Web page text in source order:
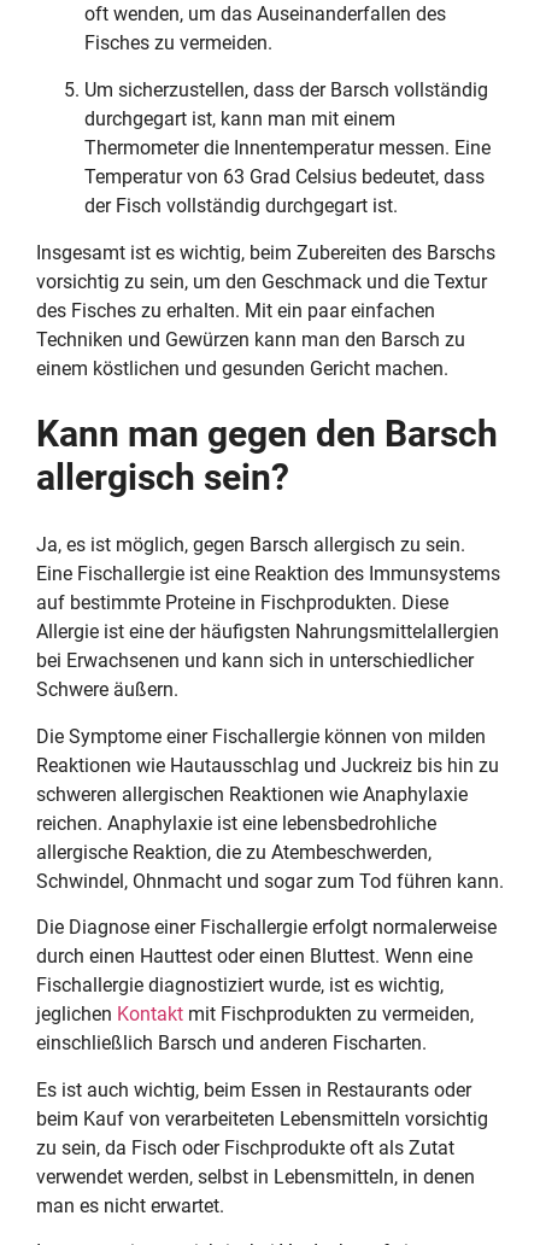
oft wenden, um das Auseinanderfallen des
Fisches zu vermeiden.
Um sicherzustellen, dass der Barsch vollständig
durchgegart ist, kann man mit einem
Thermometer die Innentemperatur messen. Eine
Temperatur von 63 Grad Celsius bedeutet, dass
der Fisch vollständig durchgegart ist.
Insgesamt ist es wichtig, beim Zubereiten des Barschs
vorsichtig zu sein, um den Geschmack und die Textur
des Fisches zu erhalten. Mit ein paar einfachen
Techniken und Gewürzen kann man den Barsch zu
einem köstlichen und gesunden Gericht machen.
Kann man gegen den Barsch
allergisch sein?
Ja, es ist möglich, gegen Barsch allergisch zu sein.
Eine Fischallergie ist eine Reaktion des Immunsystems
auf bestimmte Proteine in Fischprodukten. Diese
Allergie ist eine der häufigsten Nahrungsmittelallergien
bei Erwachsenen und kann sich in unterschiedlicher
Schwere äußern.
Die Symptome einer Fischallergie können von milden
Reaktionen wie Hautausschlag und Juckreiz bis hin zu
schweren allergischen Reaktionen wie Anaphylaxie
reichen. Anaphylaxie ist eine lebensbedrohliche
allergische Reaktion, die zu Atembeschwerden,
Schwindel, Ohnmacht und sogar zum Tod führen kann.
Die Diagnose einer Fischallergie erfolgt normalerweise
durch einen Hauttest oder einen Bluttest. Wenn eine
Fischallergie diagnostiziert wurde, ist es wichtig,
jeglichen Kontakt mit Fischprodukten zu vermeiden,
einschließlich Barsch und anderen Fischarten.
Es ist auch wichtig, beim Essen in Restaurants oder
beim Kauf von verarbeiteten Lebensmitteln vorsichtig
zu sein, da Fisch oder Fischprodukte oft als Zutat
verwendet werden, selbst in Lebensmitteln, in denen
man es nicht erwartet.